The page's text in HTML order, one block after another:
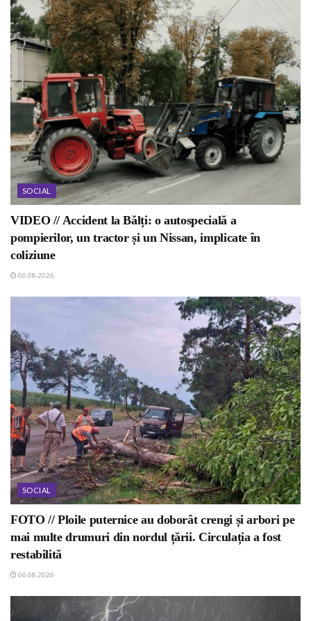
SOCIAL
VIDEO // Accident la Bălți: o autospecială a
pompierilor, un tractor și un Nissan, implicate în
coliziune
06.08.2026
SOCIAL
FOTO // Ploile puternice au doborât crengi și arbori pe
mai multe drumuri din nordul țării. Circulația a fost
restabilită
06.08.2026